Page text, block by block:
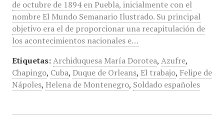
de octubre de 1894 en Puebla, inicialmente con el
nombre El Mundo Semanario Ilustrado. Su principal
objetivo era el de proporcionar una recapitulación de
los acontecimientos nacionales e…
Etiquetas: Archiduquesa María Dorotea, Azufre,
Chapingo, Cuba, Duque de Orleans, El trabajo, Felipe de
Nápoles, Helena de Montenegro, Soldado españoles